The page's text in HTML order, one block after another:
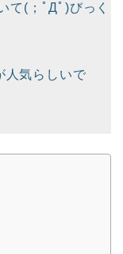
て(；ﾟДﾟ)びっく
人気らしいで